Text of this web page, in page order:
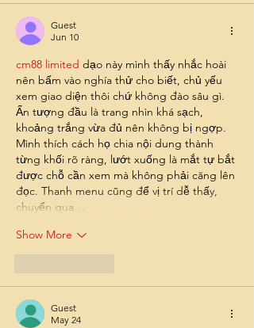
Guest
Jun 10
cm88 limited dạo này mình thấy nhắc hoài
nên bấm vào nghía thử cho biết, chủ yếu
xem giao diện thôi chứ không đào sâu gì.
Ấn tượng đầu là trang nhìn khá sạch,
khoảng trắng vừa đủ nên không bị ngợp.
Mình thích cách họ chia nội dung thành
từng khối rõ ràng, lướt xuống là mắt tự bắt
được chỗ cần xem mà không phải căng lên
đọc. Thanh menu cũng để vị trí dễ thấy,
chuyển qua…
Show More
Guest
May 24